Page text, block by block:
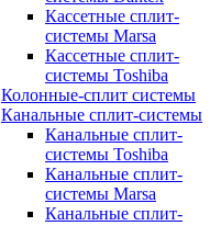
Кассетные сплит-
системы Marsa
Кассетные сплит-
системы Toshiba
Колонные-сплит системы
Канальные сплит-системы
Канальные сплит-
системы Toshiba
Канальные сплит-
системы Marsa
Канальные сплит-